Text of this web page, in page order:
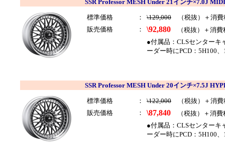
SSR Professor MESH Under 21インチ×7.0J
標準価格 ： \129,000 （税抜）＋消費
販売価格
： \92,880 （税抜）＋消費
●付属品：CLSセンター
ーダー時にPCD：5H100
SSR Professor MESH Under 20インチ×7.5J
標準価格 ： \122,000 （税抜）＋消費
販売価格
： \87,840 （税抜）＋消費
●付属品：CLSセンター
ーダー時にPCD：5H100